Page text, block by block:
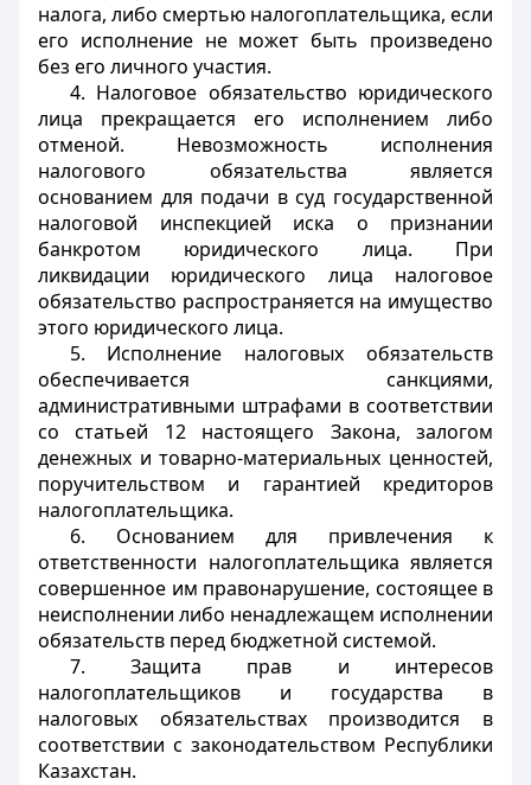
налога, либо смертью налогоплательщика, если
его исполнение не может быть произведено
без его личного участия.
4. Налоговое обязательство юридического
лица прекращается его исполнением либо
отменой. Невозможность исполнения
налогового обязательства является
основанием для подачи в суд государственной
налоговой инспекцией иска о признании
банкротом юридического лица. При
ликвидации юридического лица налоговое
обязательство распространяется на имущество
этого юридического лица.
5. Исполнение налоговых обязательств
обеспечивается санкциями,
административными штрафами в соответствии
со статьей 12 настоящего Закона, залогом
денежных и товарно-материальных ценностей,
поручительством и гарантией кредиторов
налогоплательщика.
6. Основанием для привлечения к
ответственности налогоплательщика является
совершенное им правонарушение, состоящее в
неисполнении либо ненадлежащем исполнении
обязательств перед бюджетной системой.
7. Защита прав и интересов
налогоплательщиков и государства в
налоговых обязательствах производится в
соответствии с законодательством Республики
Казахстан.